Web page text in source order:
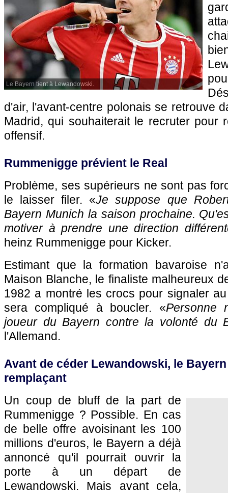
Le Bayern tient à Lewandowski.
d'air, l'avant-centre polonais se retrouve
Madrid, qui souhaiterait le recruter pour
offensif.
Rummenigge prévient le Real
Problème, ses supérieurs ne sont pas
le laisser filer. «Je suppose que
Bayern Munich la saison prochaine.
motiver à prendre une direction
heinz Rummenigge pour Kicker.
Estimant que la formation bavaroise
Maison Blanche, le finaliste malheureux
1982 a montré les crocs pour signaler
sera compliqué à boucler. «Personne
joueur du Bayern contre la volonté du
l'Allemand.
Avant de céder Lewandowski, le
remplaçant
Un coup de bluff de la part de
Rummenigge ? Possible. En cas
de belle offre avoisinant les 100
millions d'euros, le Bayern a déjà
annoncé qu'il pourrait ouvrir la
porte à un départ de
Lewandowski. Mais avant cela,